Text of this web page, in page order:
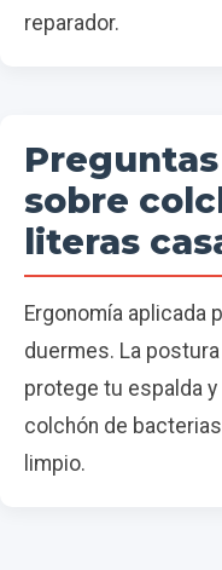
reparador.
sobre
literas
Ergonomía aplicada
duermes. La
protege tu espalda
colchón de
limpio.